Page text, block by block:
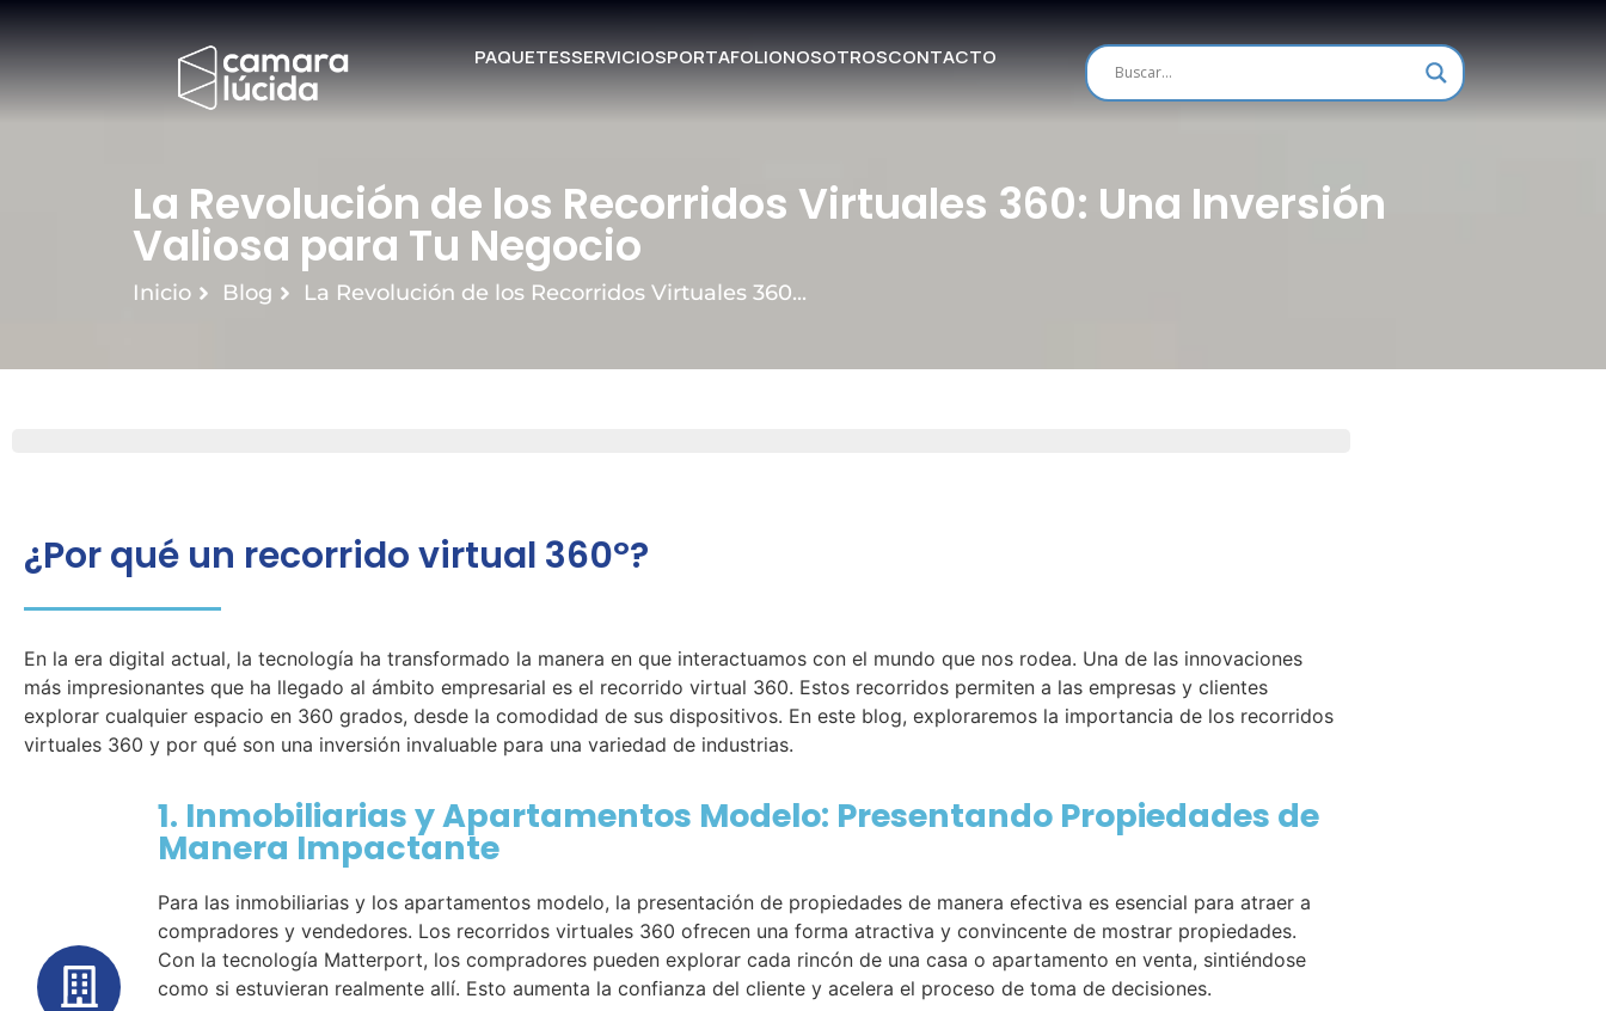
PAQUETESSERVICIOSPORTAFOLIONOSOTROSCONTACTO
La Revolución de los Recorridos Virtuales 360: Una Inversión
Valiosa para Tu Negocio
Inicio Blog La Revolución de los Recorridos Virtuales 360...
¿Por qué un recorrido virtual 360º?
En la era digital actual, la tecnología ha transformado la manera en que interactuamos con el mundo que nos rodea. Una de las innovaciones
más impresionantes que ha llegado al ámbito empresarial es el recorrido virtual 360. Estos recorridos permiten a las empresas y clientes
explorar cualquier espacio en 360 grados, desde la comodidad de sus dispositivos. En este blog, exploraremos la importancia de los recorridos
virtuales 360 y por qué son una inversión invaluable para una variedad de industrias.
1. Inmobiliarias y Apartamentos Modelo: Presentando Propiedades de
Manera Impactante
Para las inmobiliarias y los apartamentos modelo, la presentación de propiedades de manera efectiva es esencial para atraer a
compradores y vendedores. Los recorridos virtuales 360 ofrecen una forma atractiva y convincente de mostrar propiedades.
Con la tecnología Matterport, los compradores pueden explorar cada rincón de una casa o apartamento en venta, sintiéndose
como si estuvieran realmente allí. Esto aumenta la confianza del cliente y acelera el proceso de toma de decisiones.